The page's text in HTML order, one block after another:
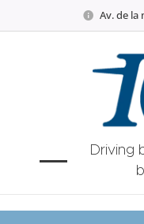
Av. de la
Driving